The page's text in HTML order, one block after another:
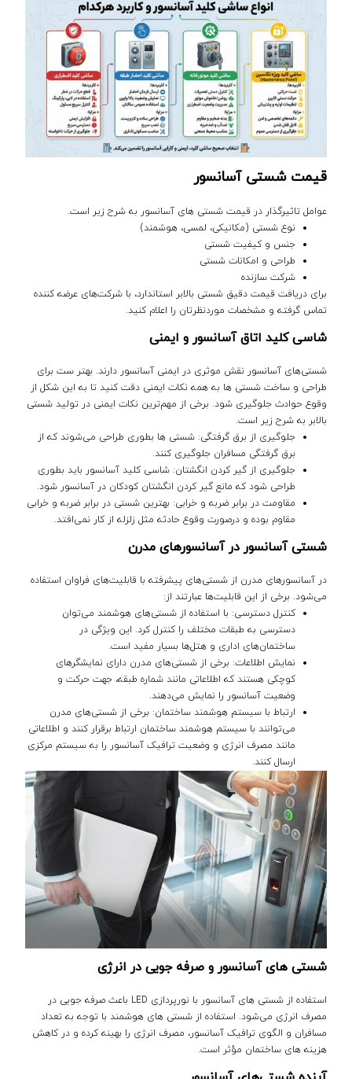
قیمت شستی آسانسور
عوامل تاثیرگذار در قیمت شستی های آسانسور به شرح زیر است.
نوع شستی (مکانیکی، لمسی، هوشمند)
جنس و کیفیت شستی
طراحی و امکانات شستی
شرکت سازنده
برای دریافت قیمت دقیق شستی بالابر استاندارد، با شرکت‌های عرضه کننده
تماس گرفته و مشخصات موردنظرتان را اعلام کنید.
شاسی کلید اتاق آسانسور و ایمنی
شستی‌های آسانسور نقش موثری در ایمنی آسانسور دارند. بهتر ست برای
طراحی و ساخت شستی ها به همه نکات ایمنی دقت کنید تا به این شکل از
وقوع حوادث جلوگیری شود. برخی از مهم‌ترین نکات ایمنی در تولید شستی
بالابر به شرح زیر است.
جلوگیری از برق گرفتگی: شستی ها بطوری طراحی می‌شوند که از
برق گرفتگی مسافران جلوگیری کنند.
جلوگیری از گیر کردن انگشتان: شاسی کلید آسانسور باید بطوری
طراحی شود که مانع گیر کردن انگشتان کودکان در آسانسور شود.
مقاومت در برابر ضربه و خرابی: بهترین شستی در برابر ضربه و خرابی
مقاوم بوده و درصورت وقوع حادثه مثل زلزله از کار نمی‌افتد.
شستی آسانسور در آسانسورهای مدرن
در آسانسورهای مدرن از شستی‌های پیشرفته با قابلیت‌های فراوان استفاده
می‌شود. برخی از این قابلیت‌ها عبارتند از:
کنترل دسترسی: با استفاده از شستی‌های هوشمند می‌توان
دسترسی به طبقات مختلف را کنترل کرد. این ویژگی در
ساختمان‌های اداری و هتل‌ها بسیار مفید است.
نمایش اطلاعات: برخی از شستی‌های مدرن دارای نمایشگرهای
کوچکی هستند که اطلاعاتی مانند شماره طبقه، جهت حرکت و
وضعیت آسانسور را نمایش می‌دهند.
ارتباط با سیستم هوشمند ساختمان: برخی از شستی‌های مدرن
می‌توانند با سیستم هوشمند ساختمان ارتباط برقرار کنند و اطلاعاتی
مانند مصرف انرژی و وضعیت ترافیک آسانسور را به سیستم مرکزی
ارسال کنند.
شستی های آسانسور و صرفه جویی در انرژی
استفاده از شستی‌ های آسانسور با نورپردازی LED باعث صرفه جویی در
مصرف انرژی می‌شود. استفاده از شستی‌ های هوشمند با توجه به تعداد
مسافران و الگوی ترافیک آسانسور، مصرف انرژی را بهینه کرده و در کاهش
هزینه‌ های ساختمان مؤثر است.